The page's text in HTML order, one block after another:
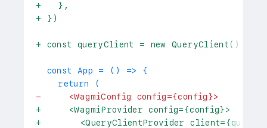
+
   },
+ })
+ const queryClient = new QueryClient()
const App = () => {
   return (
-
     <WagmiConfig config={config}>
+
     <WagmiProvider config={config}>
+
<QueryClientProvider